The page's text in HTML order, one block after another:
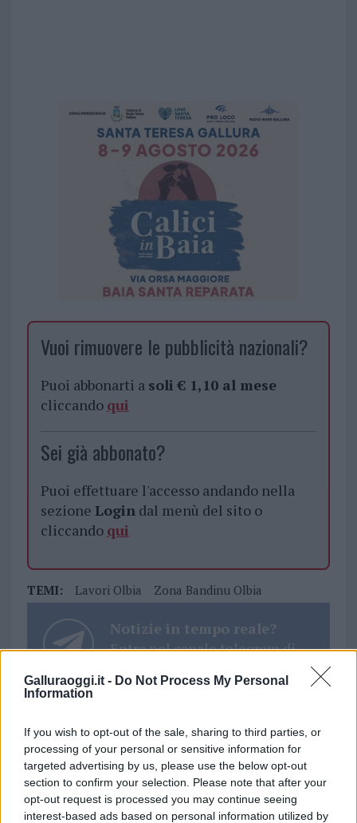
Galluraoggi.it - Do Not Process My Personal
Information
If you wish to opt-out of the sale, sharing to third parties, or
processing of your personal or sensitive information for
targeted advertising by us, please use the below opt-out
section to confirm your selection. Please note that after your
opt-out request is processed you may continue seeing
interest-based ads based on personal information utilized by
Vuoi rimuovere le pubblicità nazionali?
Puoi abbonarti a soli € 1,10 al mese
cliccando qui
Sei già abbonato?
Puoi effettuare l'accesso andando nella
sezione Logindal menù del sito o
cliccando qui
TEMI: Lavori Olbia Zona Bandinu Olbia
Notizie in tempo reale?
Entra nel canale telegram di
Inviaci le tue segnalazioni,
i tuoi video e le tue foto
Su WhatsApp al numero +39
345 356 7512